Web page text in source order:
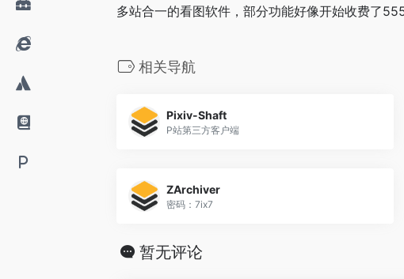
多站合一的看图软件，部分功能好像开始收费了
相关导航
Pixiv-Shaft
P站第三方客户端
ZArchiver
密码：7ix7
暂无评论